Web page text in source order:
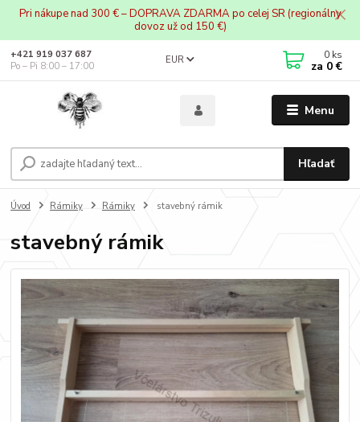
Pri nákupe nad 300 € – DOPRAVA ZDARMA po celej SR (regionálny
dovoz už od 150 €)
Menu
EUR
Hľadať
+421 919 037 687
Po – Pi 8:00 – 17:00
0 ks
za 0 €
Úvod Rámiky Rámiky stavebný rámik
stavebný rámik